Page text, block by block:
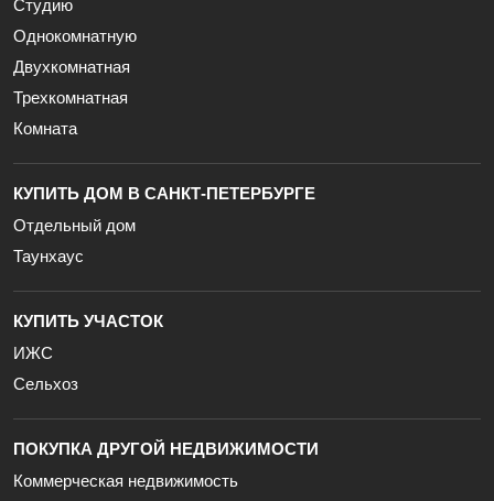
Студию
Однокомнатную
Двухкомнатная
Трехкомнатная
Комната
КУПИТЬ ДОМ В САНКТ-ПЕТЕРБУРГЕ
Отдельный дом
Таунхаус
КУПИТЬ УЧАСТОК
ИЖС
Сельхоз
ПОКУПКА ДРУГОЙ НЕДВИЖИМОСТИ
Коммерческая недвижимость